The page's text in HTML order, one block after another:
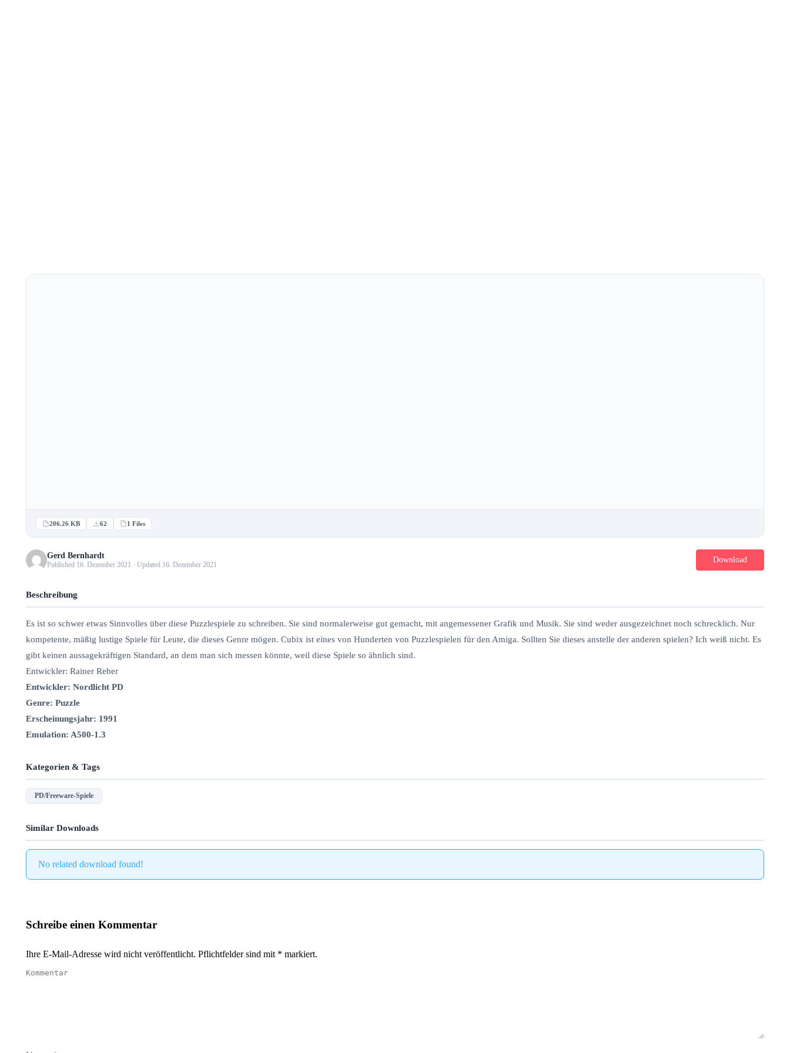
206.26 KB 62 1 Files
Gerd Bernhardt
Published 16. Dezember 2021 · Updated 16. Dezember 2021
Download
Beschreibung
Es ist so schwer etwas Sinnvolles über diese Puzzlespiele zu schreiben. Sie sind normalerweise gut gemacht, mit angemessener Grafik und Musik. Sie sind weder ausgezeichnet noch schrecklich. Nur
kompetente, mäßig lustige Spiele für Leute, die dieses Genre mögen. Cubix ist eines von Hunderten von Puzzlespielen für den Amiga. Sollten Sie dieses anstelle der anderen spielen? Ich weiß nicht. Es
gibt keinen aussagekräftigen Standard, an dem man sich messen könnte, weil diese Spiele so ähnlich sind.
Entwickler: Rainer Reber
Entwickler: Nordlicht PD
Genre: Puzzle
Erscheinungsjahr: 1991
Emulation: A500-1.3
Kategorien & Tags
PD/Freeware-Spiele
Similar Downloads
No related download found!
Schreibe einen Kommentar
Ihre E-Mail-Adresse wird nicht veröffentlicht. Pflichtfelder sind mit * markiert.
Kommentar